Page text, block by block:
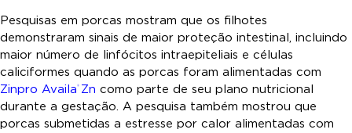
Pesquisas em porcas mostram que os filhotes
demonstraram sinais de maior proteção intestinal, incluindo
maior número de linfócitos intraepiteliais e células
caliciformes quando as porcas foram alimentadas com
Zinpro Availa® Zn como parte de seu plano nutricional
durante a gestação. A pesquisa também mostrou que
porcas submetidas a estresse por calor alimentadas com